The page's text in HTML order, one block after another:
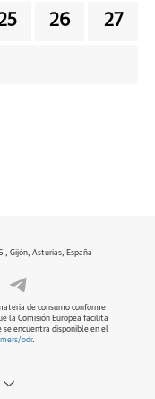
26 27
, Gijón, Asturias, España
de consumo conforme
la Comisión Europea facilita
encuentra disponible en el
odr.